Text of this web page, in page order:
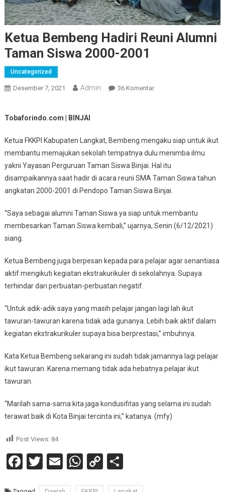
Ketua Bembeng Hadiri Reuni Alumni
Taman Siswa 2000-2001
Uncategorized
Desember 7, 2021 Admin 36 KomentarPada
Alumni
Taman
Siswa
2000-
2001
Tobaforindo.com | BINJAI
Ketua FKKPI Kabupaten Langkat, Bembeng mengaku siap untuk ikut
membantu memajukan sekolah tempatnya dulu menimba ilmu
yakni Yayasan Perguruan Taman Siswa Binjai. Hal itu
disampaikannya saat hadir di acara reuni SMA Taman Siswa tahun
angkatan 2000-2001 di Pendopo Taman Siswa Binjai.
“Saya sebagai alumni Taman Siswa ya siap untuk membantu
membesarkan Taman Siswa kembali,” ujarnya, Senin (6/12/2021)
siang.
Ketua Bembeng juga berpesan kepada para pelajar agar senantiasa
aktif mengikuti kegiatan ekstrakurikuler di sekolahnya. Supaya
terhindar dari perbuatan-perbuatan negatif.
“Untuk adik-adik saya yang masih pelajar jangan lagi lah ikut
tawuran-tawuran karena tidak ada gunanya. Lebih baik aktif dalam
kegiatan ekstrakurikuler supaya bisa berprestasi,” imbuhnya.
Kata Ketua Bembeng sekarang ini sudah tidak jamannya lagi pelajar
ikut tawuran. Karena memang tidak ada hebatnya pelajar ikut
tawuran.
“Marilah sama-sama kita jaga kondusifitas yang selama ini sudah
terawat baik di Kota Binjai tercinta ini,” katanya. (mfy)
Post Views: 84
Facebook
Twitter
EmailWhatsApp
CopyShare